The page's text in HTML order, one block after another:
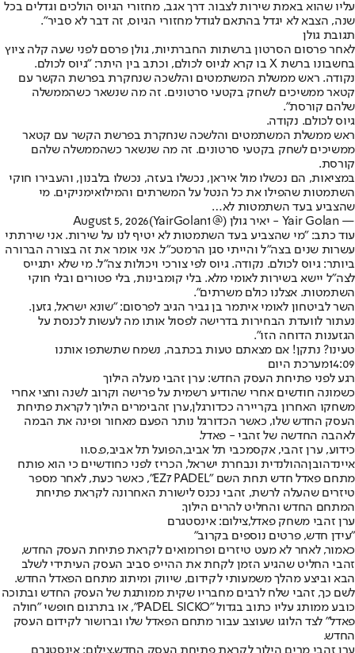
עליו שהוא באמת שירות לצבור. דרך אגב, מחזורי הגיוס הולכים וגדלים בכל
שנה, הצבא לא יגדל בהתאם לגודל מחזורי הגיוס, זה דבר לא סביר".
תגובת גולן
לאחר פרסום הסרטון ברשתות החברתיות, גולן פרסם לפני שעה קלה ציוץ
בחשבונו ברשת X בו קרא לגיוס לכולם, וכתב בין היתר: "גיוס לכולם.
נקודה. ראש ממשלת המשתמטים והלשכה שנחקרת בפרשת הקשר עם
קטאר ממשיכים לשחק בקטעי סרטונים. זה מה שנשאר כשהממשלה
שלהם קורסת".
גיוס לכולם. נקודה.
ראש ממשלת המשתמטים והלשכה שנחקרת בפרשת הקשר עם קטאר
ממשיכים לשחק בקטעי סרטונים. זה מה שנשאר כשהממשלה שלהם
קורסת.
במציאות, הם נכשלו מול איראן, נכשלו בעזה, נכשלו בלבנון, והעבירו חוקי
השתמטות שהפילו את כל הנטל על המשרתים והמילואימניקים. מי
שהצביע בעד השתמטות לא…
— Yair Golan - יאיר גולן (@YairGolan1)
August 5, 2026
עוד כתב: "מי שהצביע בעד השתמטות לא יטיף לנו על שירות. אני שירתתי
עשרות שנים בצה״ל והייתי סגן הרמטכ״ל. אני אומר את זה בצורה הברורה
ביותר: גיוס לכולם. נקודה. גיוס לפי צורכי ויכולות צה״ל. מי שלא יתגייס
לצה״ל יישא בשירות לאומי מלא. בלי קומבינות, בלי פטורים ובלי חוקי
השתמטות. אצלנו כולם משרתים".
השר לביטחון לאומי איתמר בן גביר הגיב לפרסום: "שונא ישראל, גזען.
נעתור לוועדת הבחירות בדרישה לפסול אותו מה לעשות לכנסת על
הגזענות הדוחה הזו".
טעינו? נתקן! אם מצאתם טעות בכתבה, נשמח שתשתפו אותנו
14:09מערכת היום
רגע לפני פתיחת העסק החדש: ערן זהבי מעלה הילוך
כשמונה חודשים אחרי שהודיע רשמית על פרישה וקרוב לשנה וחצי אחרי
משחקו האחרון בקריירה ככדורגלן,ערן זהבימרים הילוך לקראת פתיחת
העסק החדש שלו, כאשר הכדורגל נותר הפעם מאחור ופינה את הבמה
לאהבה החדשה של זהבי - פאדל.
כידוע, ערן זהבי, אקסמכבי תל אביב,הפועל תל אביב,פ.ס.וו
איינדהובןההולנדית ונבחרת ישראל, הכריז לפני כחודשיים כי הוא פותח
מתחם פאדל חדש תחת השם "EZ7 PADEL", כאשר כעת, לאחר מספר
טיזרים שהעלה לרשת, זהבי נכנס לישורת האחרונה לקראת פתיחת
המתחם החדש והחליט להרים הילוך.
ערן זהבי משחק פאדל,צילום: אינסטגרם
"עידן חדש, פרטים נוספים בקרוב"
כאמור, לאחר לא מעט טיזרים ופרומואים לקראת פתיחת העסק החדש,
זהבי החליט שהגיע הזמן לקחת את ההייפ סביב העסק העיתידי לשלב
הבא וביצע מהלך משמעותי לקידום, שיווק ומיתוג מתחם הפאדל החדש.
לשם כך, זהבי שלח לרבים מחבריו שקית ממותגת של העסק החדש ובתוכה
כובע ממותג עליו כתוב בגדול "PADEL SICKO", או בתרגום חופשי "חולה
פאדל" לצד הלוגו שעוצב עבור מתחם הפאדל שלו וברושור לקידום העסק
החדש.